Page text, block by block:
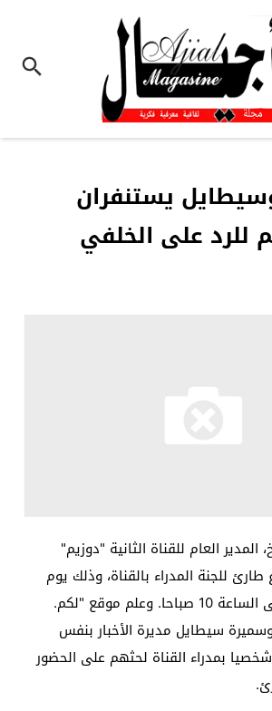
يستنفران
للرد على الخلفي
العام للقناة الثانية "دوزيم"
للجنة المدراء بالقناة، وذلك يوم
الإثنين 23 أبريل على الساعة 10 صباحا. وعلم موقع "لكم.
سيطايل مديرة الأخبار بنفس
شخصيا بمدراء القناة لحثهم على الحضور